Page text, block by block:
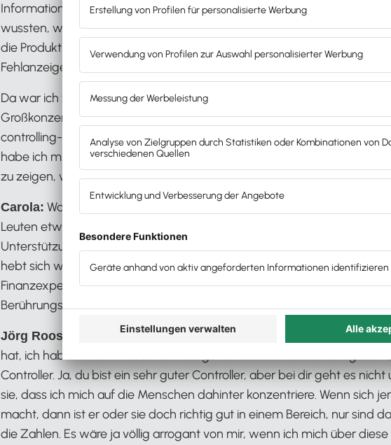
Informationslage: Befreundete Unternehmer, die ihre Fixkosten nicht
wussten, wie hoch ihre Gewinnspanne bei einzelnen Produkten
die Produktkosten vom Umsatz abziehen, sondern der echte
Fehlanzeige.
Da war ich zuerst sehr baff. Ich muss natürlich auch dazu sagen, dass
Großkonzerndenke als erfahrener Controller ein völlig falsches Bild im
controlling-verwöhnt und bin fast hintenübergekippt, als mir klar
habe ich mir gesagt: Das möchte ich ändern. Ich begriff es als meine
zu zeigen, wie sie ihre Zahlen in den Griff bekommen können. Das war
Carola: Was mir sehr positiv aufgefallen ist beim Lesen deiner
Leuten etwas ab- und damit wegzunehmen – sondern, dass du den
Unterstützung anbietest, selbst und klug die Verantwortung zu
hebt sich wohltuend von den Angeboten ab, in denen man erst mal
Finanzexperten um die Ohren gehauen bekommt, was man alles nicht
Berührungsängste sei und nur Beratungspille XYZ schlucken muss,
Jörg Roos:
Ja, ich ticke auch ganz anders. Es gibt einen Spruch, der
hat, ich habe immer wieder von Kollegen und Geschäftsführern gehört
Controller. Ja, du bist ein sehr guter Controller, aber bei dir geht es
sie, dass ich mich auf die Menschen dahinter konzentriere. Wenn sich
macht, dann ist er oder sie doch richtig gut in einem Bereich, nur sind
die Zahlen. Es wäre ja völlig arrogant von mir, wenn ich mich über